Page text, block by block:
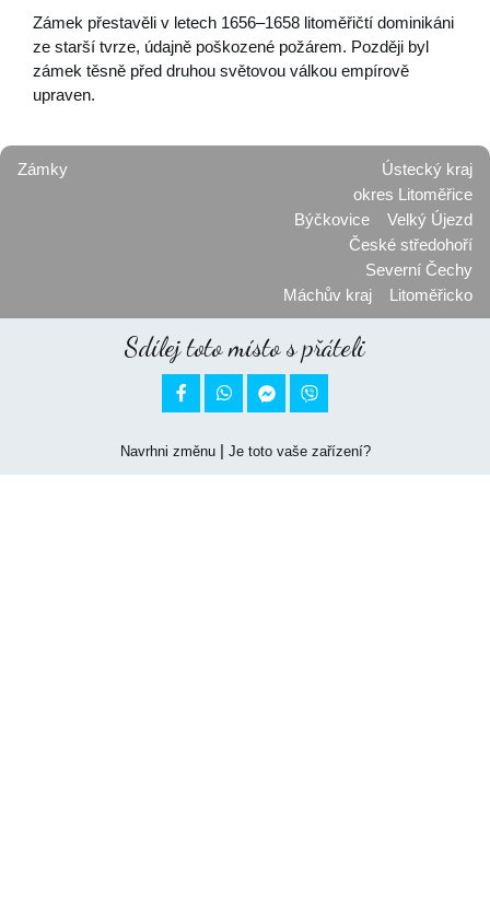
Zámek přestavěli v letech 1656–1658 litoměřičtí dominikáni
ze starší tvrze, údajně poškozené požárem. Později byl
zámek těsně před druhou světovou válkou empírově
upraven.
Zámky
Ústecký kraj
okres Litoměřice
Býčkovice
Velký Újezd
České středohoří
Severní Čechy
Máchův kraj
Litoměřicko
Sdílej toto místo s přáteli
 
Navrhni změnu| Je toto vaše zařízení?